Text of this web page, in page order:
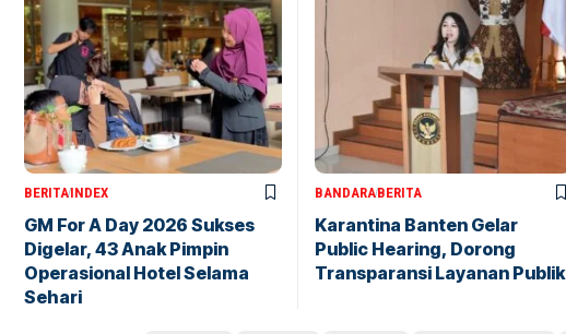
BERITAINDEX
GM For A Day 2026 Sukses
Digelar, 43 Anak Pimpin
Operasional Hotel Selama
Sehari
BANDARABERITA
Karantina Banten Gelar
Public Hearing, Dorong
Transparansi Layanan Publik